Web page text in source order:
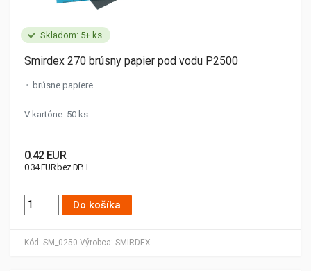
Skladom: 5+ ks
Kód: SM_0250 Výrobca: SMIRDEX
Smirdex 270 brúsny papier pod vodu P2500
brúsne papiere
V kartóne: 50 ks
0.42 EUR
0.34 EUR bez DPH
Do košíka